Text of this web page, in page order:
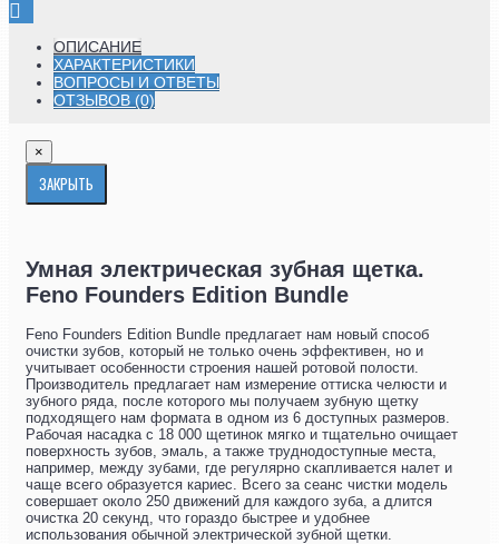
ОПИСАНИЕ
ХАРАКТЕРИСТИКИ
ВОПРОСЫ И ОТВЕТЫ
ОТЗЫВОВ (0)
×
ЗАКРЫТЬ
Умная электрическая зубная щетка.
Feno Founders Edition Bundle
Feno Founders Edition Bundle предлагает нам новый способ
очистки зубов, который не только очень эффективен, но и
учитывает особенности строения нашей ротовой полости.
Производитель предлагает нам измерение оттиска челюсти и
зубного ряда, после которого мы получаем зубную щетку
подходящего нам формата в одном из 6 доступных размеров.
Рабочая насадка с 18 000 щетинок мягко и тщательно очищает
поверхность зубов, эмаль, а также труднодоступные места,
например, между зубами, где регулярно скапливается налет и
чаще всего образуется кариес. Всего за сеанс чистки модель
совершает около 250 движений для каждого зуба, а длится
очистка 20 секунд, что гораздо быстрее и удобнее
использования обычной электрической зубной щетки.